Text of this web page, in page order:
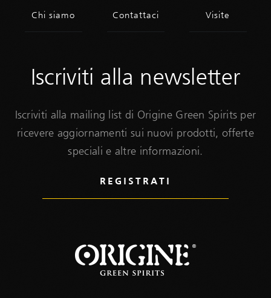
Iscriviti alla newsletter
Iscriviti alla mailing list di Origine Green Spirits per
ricevere aggiornamenti sui nuovi prodotti, offerte
speciali e altre informazioni.